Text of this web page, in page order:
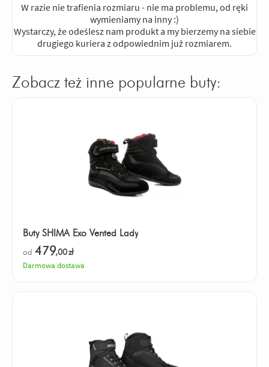
W razie nie trafienia rozmiaru - nie ma problemu, od ręki
wymieniamy na inny :)
Wystarczy, że odeślesz nam produkt a my bierzemy na siebie
drugiego kuriera z odpowiednim już rozmiarem.
Zobacz też inne popularne buty:
Buty SHIMA Exo Vented Lady
od 479,00zł
Darmowa dostawa